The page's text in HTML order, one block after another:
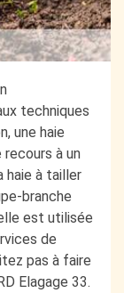
techniques
une haie
à un
haie à tailler
branche
est utilisée
de
pas à faire
Elagage 33.